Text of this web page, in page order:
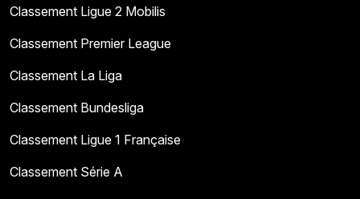
Classement Ligue 2 Mobilis
Classement Premier League
Classement La Liga
Classement Bundesliga
Classement Ligue 1 Française
Classement Série A